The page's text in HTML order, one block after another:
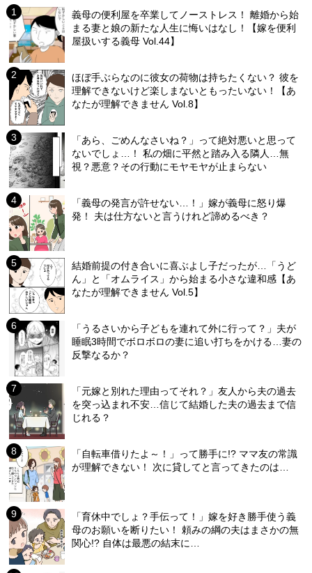
義母の便利屋を卒業してノーストレス！ 離婚から始
まる妻と娘の新たな人生に悔いはなし！【嫁を便利
屋扱いする義母 Vol.44】
ほぼ手ぶらなのに彼女の荷物は持ちたくない？ 彼を
理解できないけど楽しまないともったいない！【あ
なたが理解できません Vol.8】
「あら、ごめんなさいね？」って絶対悪いと思って
ないでしょ…！ 私の畑に平然と踏み入る隣人…無
視？悪意？その行動にモヤモヤが止まらない
「義母の発言が許せない…！」嫁が義母に怒り爆
発！ 夫は仕方ないと言うけれど諦めるべき？
結婚前提の付き合いに喜ぶよし子だったが…「うど
ん」と「オムライス」から始まる小さな違和感【あ
なたが理解できません Vol.5】
「うるさいから子どもを連れて外に行って？」夫が
睡眠3時間でボロボロの妻に追い打ちをかける…妻の
反撃なるか？
「元嫁と別れた理由ってそれ？」友人から夫の過去
を突っ込まれ不安…信じて結婚した夫の過去まで信
じれる？
「自転車借りたよ～！」って勝手に!? ママ友の常識
が理解できない！ 次に貸してと言ってきたのは…
「育休中でしょ？手伝って！」嫁を好き勝手使う義
母のお願いを断りたい！ 頼みの綱の夫はまさかの無
関心!? 自体は最悪の結末に…